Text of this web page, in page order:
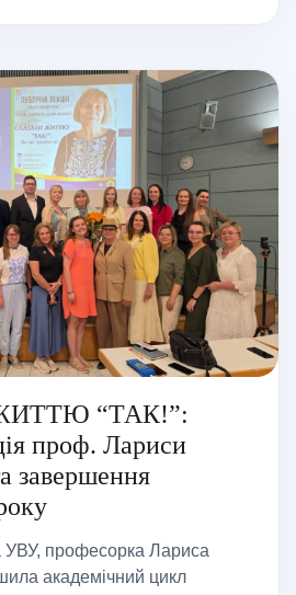
“ТАК!”:
проф. Лариси
завершення
УВУ, професорка Лариса
академічний цикл